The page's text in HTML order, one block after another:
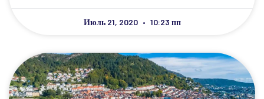
Июль 21, 2020 10:23 пп